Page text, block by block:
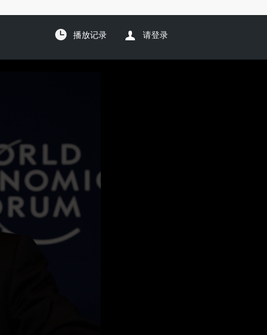
播放记录 请登录